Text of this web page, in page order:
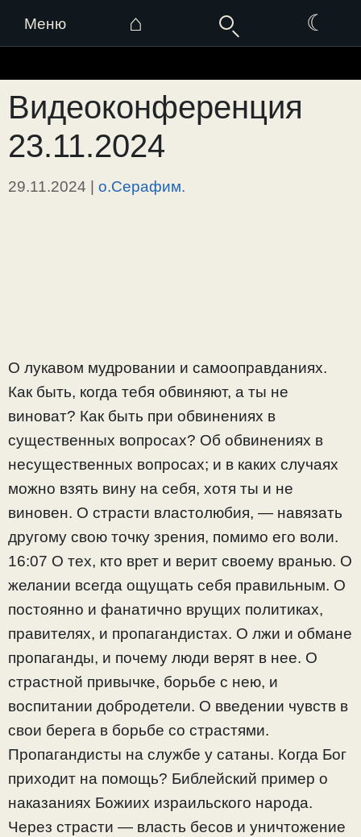
Меню ⌂ ☾
к
содержимому
Видеоконференция
23.11.2024
29.11.2024 | о.Серафим.
О лукавом мудровании и самооправданиях.
Как быть, когда тебя обвиняют, а ты не
виноват? Как быть при обвинениях в
существенных вопросах? Об обвинениях в
несущественных вопросах; и в каких случаях
можно взять вину на себя, хотя ты и не
виновен. О страсти властолюбия, — навязать
другому свою точку зрения, помимо его воли.
16:07 О тех, кто врет и верит своему вранью. О
желании всегда ощущать себя правильным. О
постоянно и фанатично врущих политиках,
правителях, и пропагандистах. О лжи и обмане
пропаганды, и почему люди верят в нее. О
страстной привычке, борьбе с нею, и
воспитании добродетели. О введении чувств в
свои берега в борьбе со страстями.
Пропагандисты на службе у сатаны. Когда Бог
приходит на помощь? Библейский пример о
наказаниях Божиих израильского народа.
Через страсти — власть бесов и уничтожение